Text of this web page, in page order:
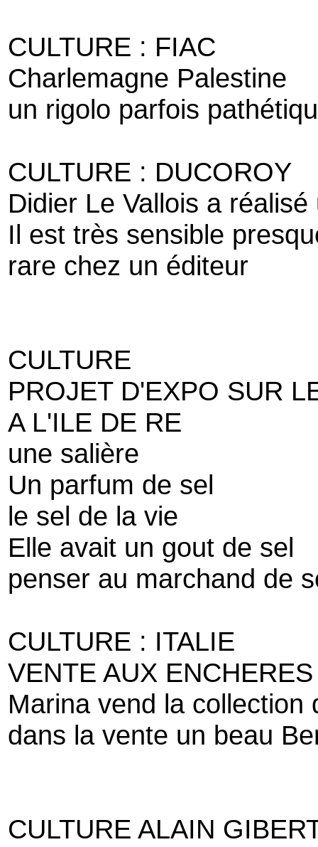
CULTURE : FIAC
Charlemagne Palestine
un rigolo parfois
CULTURE : DUCOROY
Didier Le Vallois a
Il est très sensible
rare chez un éditeur
CULTURE
PROJET D'EXPO SUR
A L'ILE DE RE
une salière
Un parfum de sel
le sel de la vie
Elle avait un gout de sel
penser au marchand de
CULTURE : ITALIE
VENTE AUX ENCHERES
Marina vend la collection
dans la vente un beau
CULTURE ALAIN